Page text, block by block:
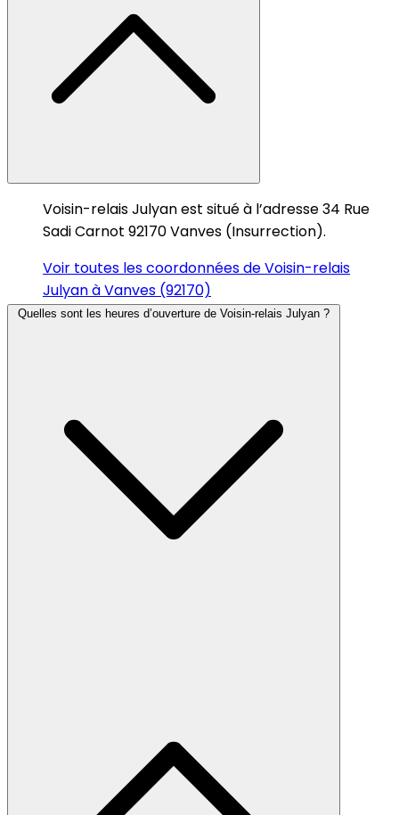
Voisin-relais Julyan est situé à l’adresse 34 Rue
Sadi Carnot 92170 Vanves (Insurrection).
Voir toutes les coordonnées de Voisin-relais
Julyan à Vanves (92170)
Quelles sont les heures d’ouverture de Voisin-relais Julyan ?